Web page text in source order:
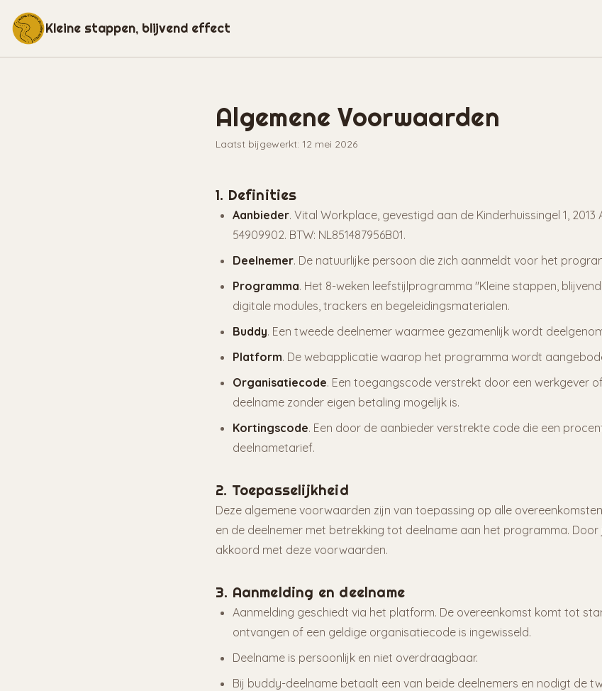
Kleine stappen, blijvend effect
Algemene Voorwaarden
Laatst bijgewerkt: 12 mei 2026
1. Definities
Aanbieder. Vital Workplace, gevestigd aan de Kinderhuissingel 1, 2013
54909902. BTW: NL851487956B01.
Deelnemer. De natuurlijke persoon die zich aanmeldt voor het
Programma. Het 8-weken leefstijlprogramma "Kleine stappen,
digitale modules, trackers en begeleidingsmaterialen.
Buddy. Een tweede deelnemer waarmee gezamenlijk wordt
Platform. De webapplicatie waarop het programma wordt
Organisatiecode. Een toegangscode verstrekt door een werkgever
deelname zonder eigen betaling mogelijk is.
Kortingscode. Een door de aanbieder verstrekte code die een
deelnametarief.
2. Toepasselijkheid
Deze algemene voorwaarden zijn van toepassing op alle
en de deelnemer met betrekking tot deelname aan het programma.
akkoord met deze voorwaarden.
3. Aanmelding en deelname
Aanmelding geschiedt via het platform. De overeenkomst komt tot
ontvangen of een geldige organisatiecode is ingewisseld.
Deelname is persoonlijk en niet overdraagbaar.
Bij buddy-deelname betaalt een van beide deelnemers en nodigt de